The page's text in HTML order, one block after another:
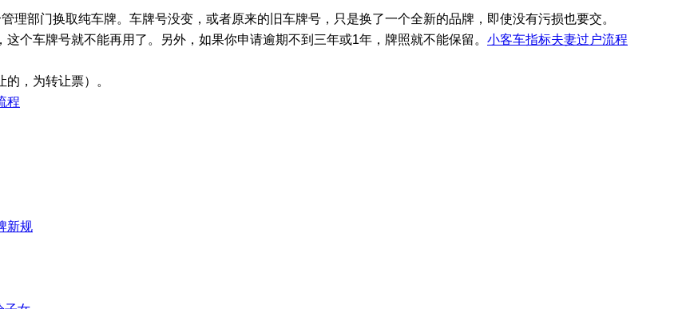
理部门换取纯车牌。车牌号没变，或者原来的旧车牌号，只是换了一个全新的品牌，即使没有污损也要交。
个车牌号就不能再用了。另外，如果你申请逾期不到三年或1年，牌照就不能保留。 小客车指标夫妻过户流程
，为转让票）。
程
新规